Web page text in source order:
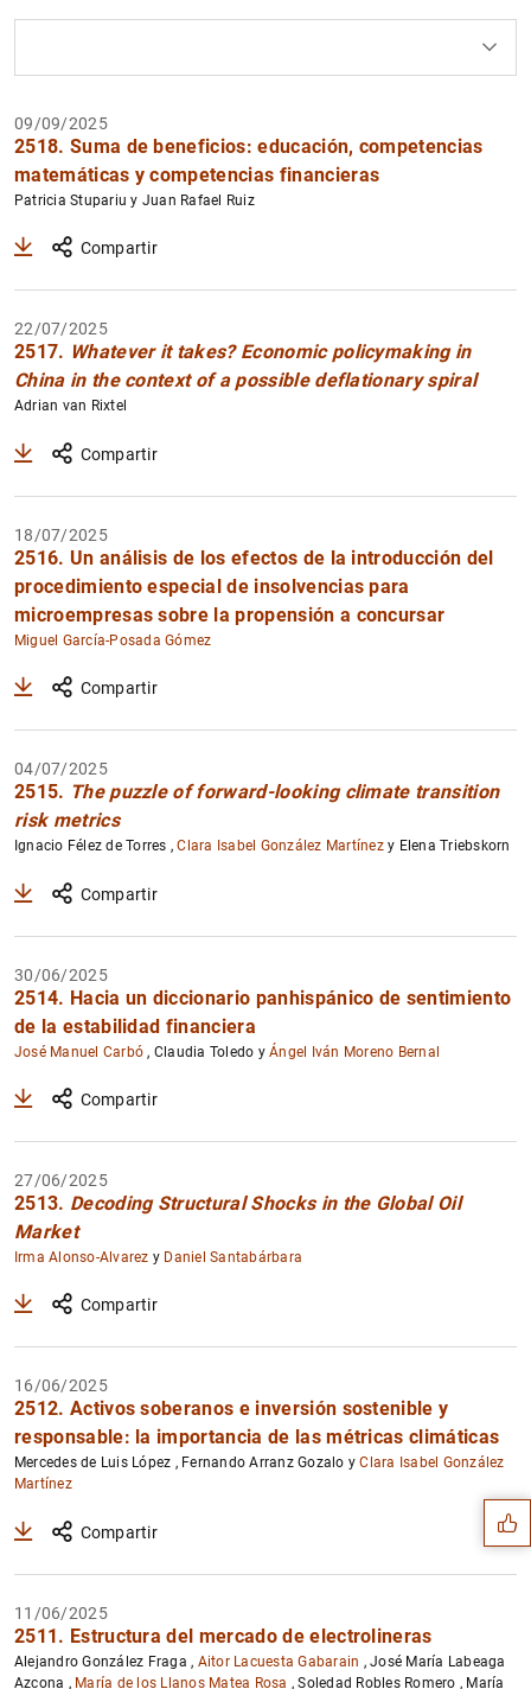
Uso del calendario: utiliza los cursores para
Uso del calendario: utiliza los cursores para
Filtrar
09/09/2025
2518. Suma de beneficios: educación, competencias
matemáticas y competencias financieras
Patricia Stupariu y Juan Rafael Ruiz
Compartir
22/07/2025
2517. Whatever it takes? Economic policymaking in
China in the context of a possible deflationary spiral
Adrian van Rixtel
Compartir
18/07/2025
2516. Un análisis de los efectos de la introducción del
procedimiento especial de insolvencias para
microempresas sobre la propensión a concursar
Miguel García-Posada Gómez
Compartir
04/07/2025
2515. The puzzle of forward-looking climate transition
risk metrics
Ignacio Félez de Torres ,Clara Isabel González Martínezy Elena Triebskorn
Compartir
30/06/2025
2514. Hacia un diccionario panhispánico de sentimiento
de la estabilidad financiera
José Manuel Carbó , Claudia Toledo yÁngel Iván Moreno Bernal
Compartir
27/06/2025
2513. Decoding Structural Shocks in the Global Oil
Market
Irma Alonso-Alvarez y Daniel Santabárbara
Compartir
16/06/2025
2512. Activos soberanos e inversión sostenible y
responsable: la importancia de las métricas climáticas
Mercedes de Luis López , Fernando Arranz Gozalo yClara Isabel González
Martínez
Compartir
11/06/2025
2511. Estructura del mercado de electrolineras
Alejandro González Fraga , Aitor Lacuesta Gabarain , José María Labeaga
Azcona , María de los Llanos Matea Rosa , Soledad Robles Romero , María
Sugerencias